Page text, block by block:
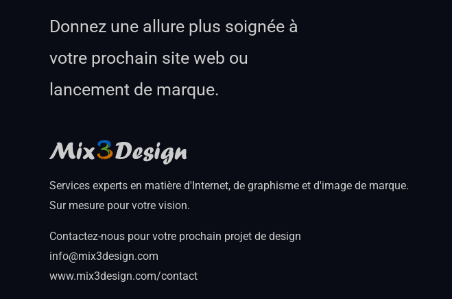
Donnez une allure plus soignée à
votre prochain site web ou
lancement de marque.
Services experts en matière d'Internet, de graphisme et d'image de marque.
Sur mesure pour votre vision.
Contactez-nous pour votre prochain projet de design
info@mix3design.com
www.mix3design.com/contact